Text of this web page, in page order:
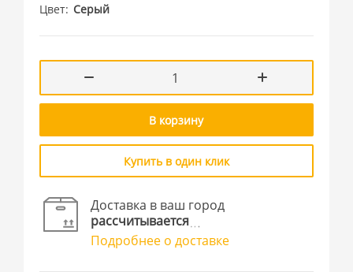
Цвет Серый
В корзину
Купить в один клик
Доставка в ваш город
рассчитывается
Подробнее о доставке